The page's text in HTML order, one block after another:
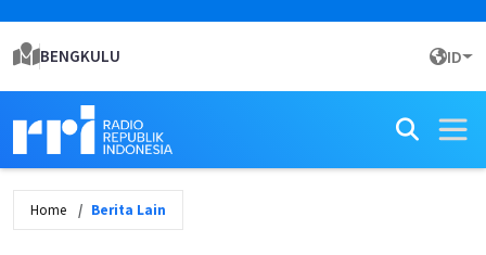
BENGKULU ID
Home Berita Lain